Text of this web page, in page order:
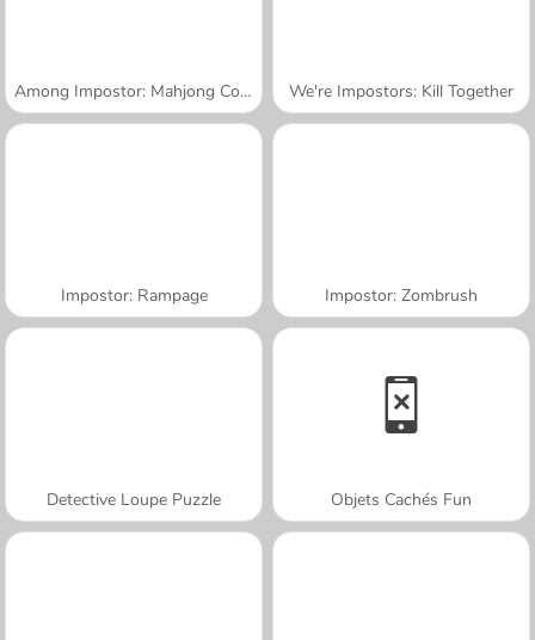
Among Impostor: Mahjong Connect We're Impostors: Kill Together
Impostor: Rampage Impostor: Zombrush
Detective Loupe Puzzle Objets Cachés Fun